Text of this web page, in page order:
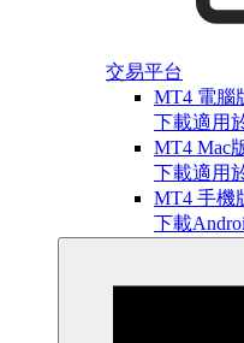
交易平台
MT4 電腦
下載適用
MT4 Mac
下載適用
MT4 手機
下載